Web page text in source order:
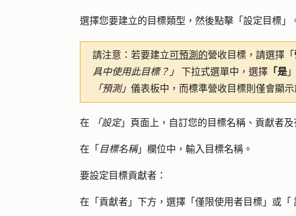
選擇您要建立的目標類型，然後點擊「 設定目標 」
請注意： 若要建立可預測的營收目標，請選擇「
具中使用此目標？」 下拉式選單中 ，選擇 「是
「預測」 儀表板中，而標準營收目標則僅會顯示
在 「設定」頁面上，自訂您的目標名稱、貢獻者及
在「 目標名稱」欄位中，輸入目標名稱 。
要設定目標貢獻者：
在「貢獻者」下方，選擇「 僅限使用者目標 」或「